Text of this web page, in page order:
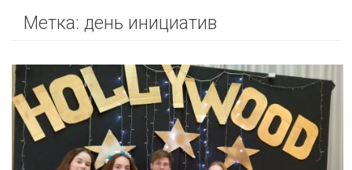
Метка: день инициатив